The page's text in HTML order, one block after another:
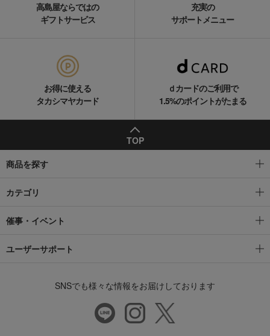
高島屋ならではの
ギフトサービス
充実の
サポートメニュー
お得に使える
タカシマヤカード
ｄカードのご利用で
1.5%のポイントがたまる
TOP
商品を探す
カテゴリ
催事・イベント
ユーザーサポート
SNSでも様々な情報をお届けしております